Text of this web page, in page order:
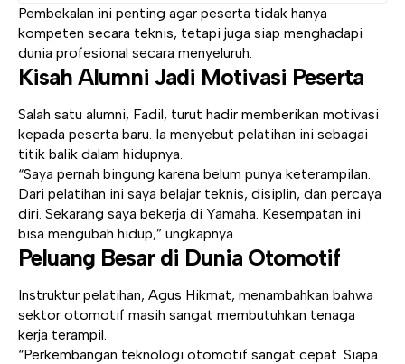
Pembekalan ini penting agar peserta tidak hanya
kompeten secara teknis, tetapi juga siap menghadapi
dunia profesional secara menyeluruh.
Kisah Alumni Jadi Motivasi Peserta
Salah satu alumni, Fadil, turut hadir memberikan motivasi
kepada peserta baru. Ia menyebut pelatihan ini sebagai
titik balik dalam hidupnya.
“Saya pernah bingung karena belum punya keterampilan.
Dari pelatihan ini saya belajar teknis, disiplin, dan percaya
diri. Sekarang saya bekerja di Yamaha. Kesempatan ini
bisa mengubah hidup,” ungkapnya.
Peluang Besar di Dunia Otomotif
Instruktur pelatihan, Agus Hikmat, menambahkan bahwa
sektor otomotif masih sangat membutuhkan tenaga
kerja terampil.
“Perkembangan teknologi otomotif sangat cepat. Siapa